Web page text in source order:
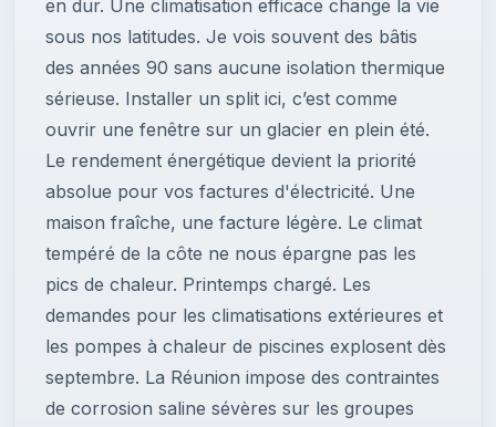
en dur. Une climatisation efficace change la vie
sous nos latitudes. Je vois souvent des bâtis
des années 90 sans aucune isolation thermique
sérieuse. Installer un split ici, c’est comme
ouvrir une fenêtre sur un glacier en plein été.
Le rendement énergétique devient la priorité
absolue pour vos factures d'électricité. Une
maison fraîche, une facture légère. Le climat
tempéré de la côte ne nous épargne pas les
pics de chaleur. Printemps chargé. Les
demandes pour les climatisations extérieures et
les pompes à chaleur de piscines explosent dès
septembre. La Réunion impose des contraintes
de corrosion saline sévères sur les groupes